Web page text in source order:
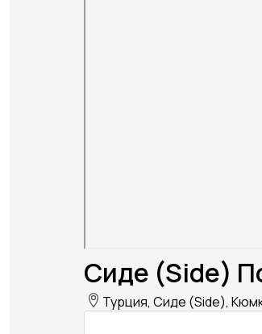
Сиде (Side)
Турция, Сиде (Side),